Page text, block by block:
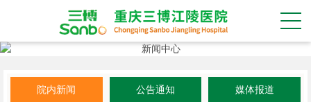
院内新闻 公告通知 媒体报道